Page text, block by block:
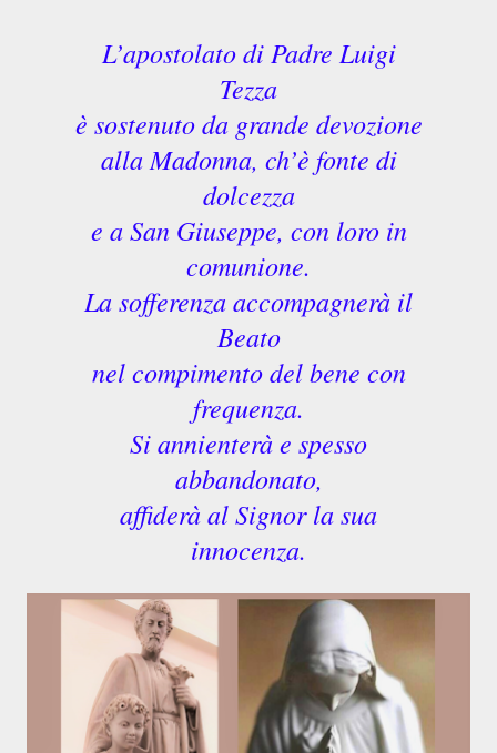
L’apostolato di Padre Luigi
Tezza
è sostenuto da grande devozione
alla Madonna, ch’è fonte di
dolcezza
e a San Giuseppe, con loro in
comunione.
La sofferenza accompagnerà il
Beato
nel compimento del bene con
frequenza.
Si annienterà e spesso
abbandonato,
affiderà al Signor la sua
innocenza.